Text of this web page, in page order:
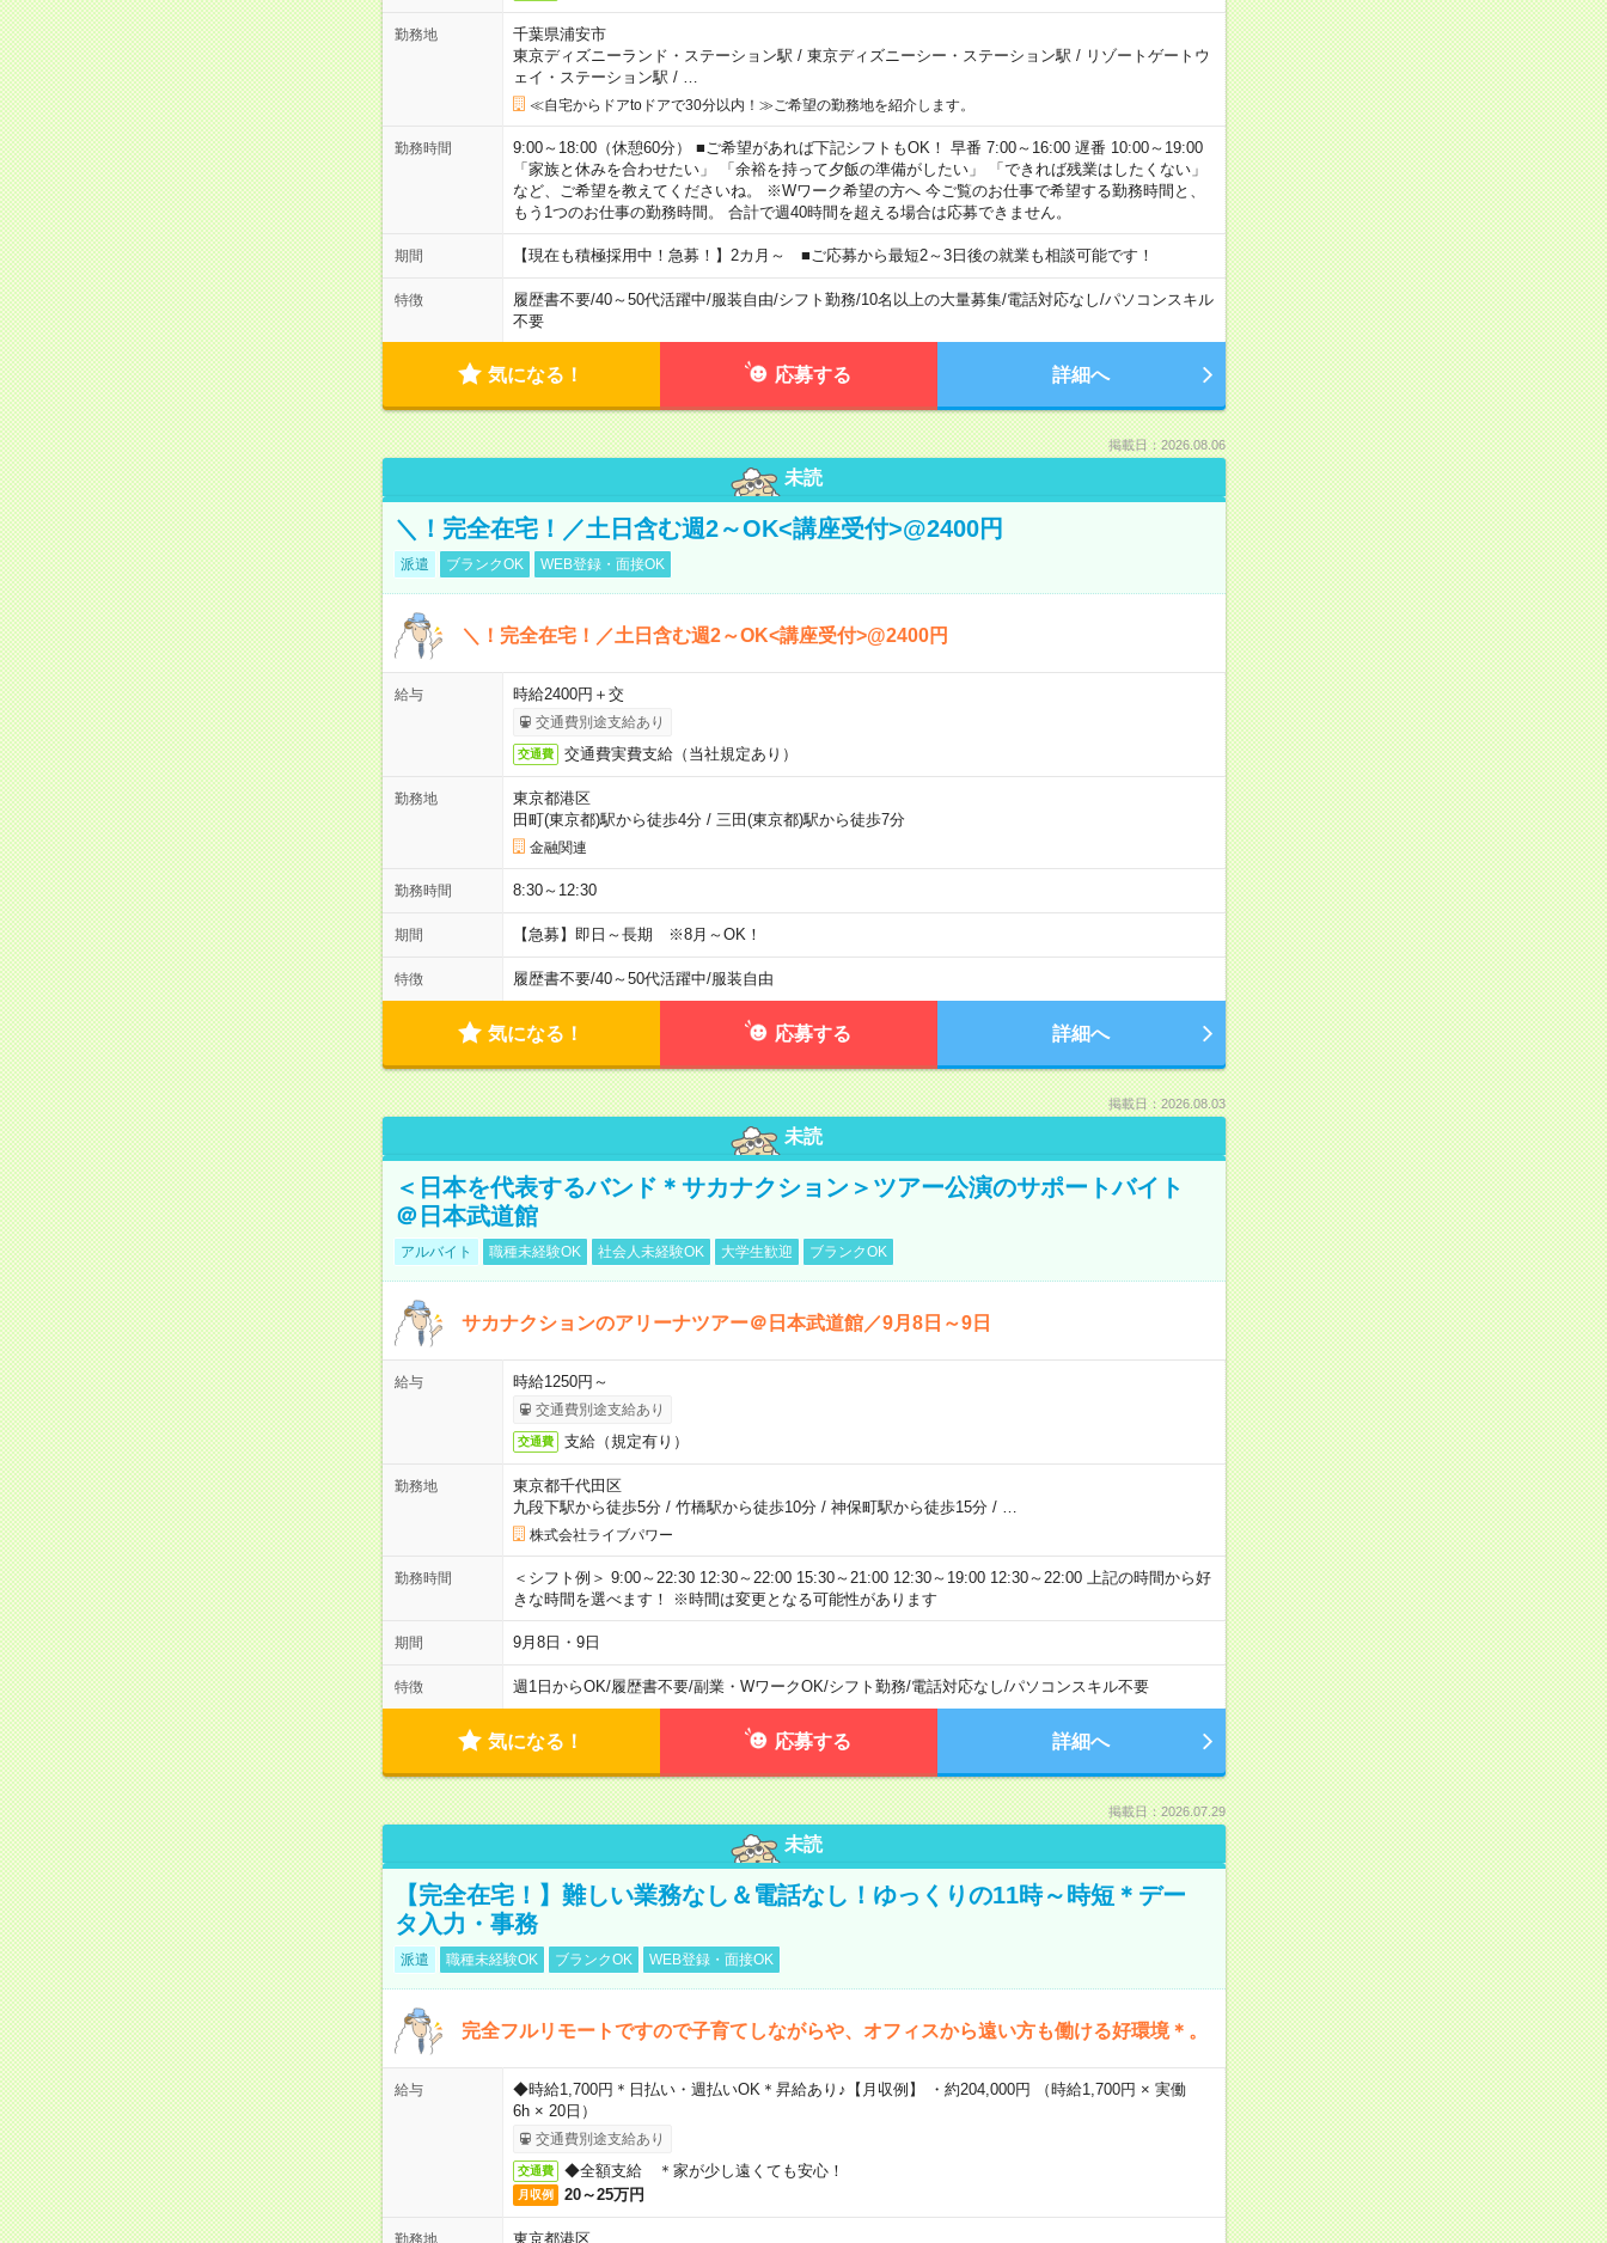
勤務地
千葉県浦安市
東京ディズニーランド・ステーション駅 / 東京ディズニーシー・ステーション駅 / リゾートゲートウ
ェイ・ステーション駅 /
≪自宅からドアtoドアで30分以内！≫ご希望の勤務地を紹介します。
勤務時間
9:00～18:00（休憩60分） ■ご希望があれば下記シフトもOK！ 早番 7:00～16:00 遅番 10:00～19:00
「家族と休みを合わせたい」 「余裕を持って夕飯の準備がしたい」 「できれば残業はしたくない」
など、ご希望を教えてくださいね。 ※Wワーク希望の方へ 今ご覧のお仕事で希望する勤務時間と、
もう1つのお仕事の勤務時間。 合計で週40時間を超える場合は応募できません。
期間 【現在も積極採用中！急募！】2カ月～ ■ご応募から最短2～3日後の就業も相談可能です！
特徴 履歴書不要/40～50代活躍中/服装自由/シフト勤務/10名以上の大量募集/電話対応なし/パソコンスキル
不要
気になる！ 応募する 詳細へ
掲載日：2026.08.06
未読
＼！完全在宅！／土日含む週2～OK<講座受付>@2400円
派遣 ブランクOK WEB登録・面接OK
＼！完全在宅！／土日含む週2～OK<講座受付>@2400円
給与 時給2400円＋交
交通費別途支給あり
交通費 交通費実費支給（当社規定あり）
勤務地
東京都港区
田町(東京都)駅から徒歩4分/ 三田(東京都)駅から徒歩7分
金融関連
勤務時間 8:30～12:30
期間 【急募】即日～長期 ※8月～OK！
特徴 履歴書不要/40～50代活躍中/服装自由
気になる！ 応募する 詳細へ
掲載日：2026.08.03
未読
＜日本を代表するバンド＊サカナクション＞ツアー公演のサポートバイト
＠日本武道館
アルバイト 職種未経験OK 社会人未経験OK 大学生歓迎 ブランクOK
サカナクションのアリーナツアー＠日本武道館／9月8日～9日
給与 時給1250円～
交通費別途支給あり
交通費 支給（規定有り）
勤務地
東京都千代田区
九段下駅から徒歩5分/ 竹橋駅から徒歩10分/ 神保町駅から徒歩15分/
株式会社ライブパワー
勤務時間
＜シフト例＞ 9:00～22:30 12:30～22:00 15:30～21:00 12:30～19:00 12:30～22:00 上記の時間から好
きな時間を選べます！ ※時間は変更となる可能性があります
期間 9月8日・9日
特徴 週1日からOK/履歴書不要/副業・WワークOK/シフト勤務/電話対応なし/パソコンスキル不要
気になる！ 応募する 詳細へ
掲載日：2026.07.29
未読
【完全在宅！】難しい業務なし＆電話なし！ゆっくりの11時～時短＊デー
タ入力・事務
派遣 職種未経験OK ブランクOK WEB登録・面接OK
完全フルリモートですので子育てしながらや、オフィスから遠い方も働ける好環境＊。
給与
◆時給1,700円＊日払い・週払いOK＊昇給あり♪【月収例】 ・約204,000円 （時給1,700円 × 実働
6h × 20日）
交通費別途支給あり
交通費 ◆全額支給 ＊家が少し遠くても安心！
月収例 20～25万円
勤務地 東京都港区